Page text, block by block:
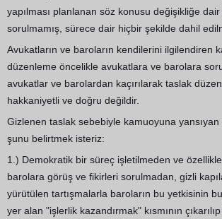
yapılması planlanan söz konusu değişikliğe
sorulmamış, sürece dair hiçbir şekilde dahil
Avukatların ve baroların kendilerini ilgilendiren
düzenleme öncelikle avukatlara ve barolara
avukatlar ve barolardan kaçırılarak taslak
hakkaniyetli ve doğru değildir.
Gizlenen taslak sebebiyle kamuoyuna
şunu belirtmek isteriz:
1.) Demokratik bir süreç işletilmeden ve
barolara görüş ve fikirleri sorulmadan, gizli
yürütülen tartışmalarla baroların bu yetkisinin
yer alan "işlerlik kazandırmak" kısmının